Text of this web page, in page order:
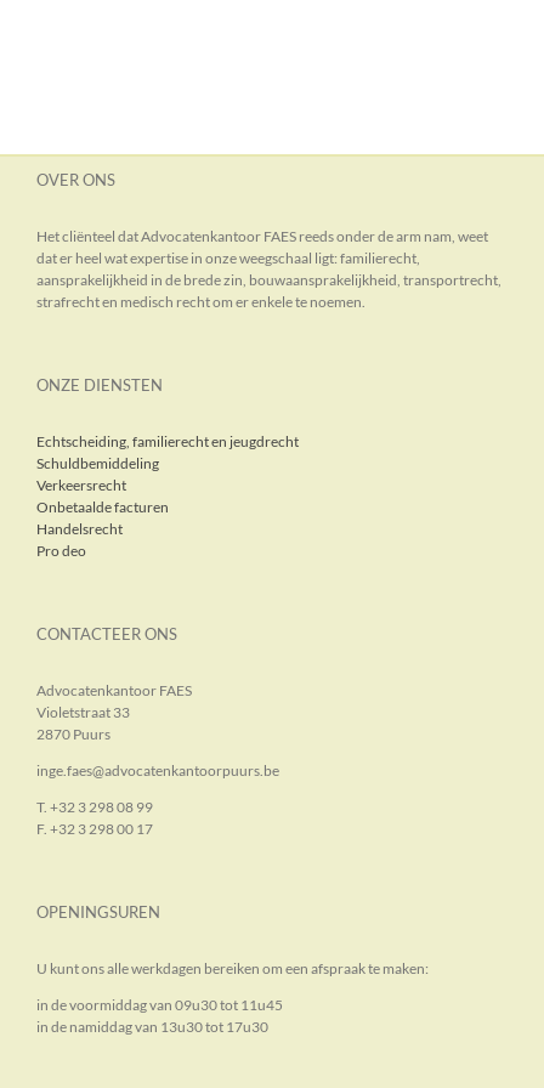
OVER ONS
Het cliënteel dat Advocatenkantoor FAES reeds onder de arm nam, weet
dat er heel wat expertise in onze weegschaal ligt: familierecht,
aansprakelijkheid in de brede zin, bouwaansprakelijkheid, transportrecht,
strafrecht en medisch recht om er enkele te noemen.
ONZE DIENSTEN
Echtscheiding, familierecht en jeugdrecht
Schuldbemiddeling
Verkeersrecht
Onbetaalde facturen
Handelsrecht
Pro deo
CONTACTEER ONS
Advocatenkantoor FAES
Violetstraat 33
2870 Puurs
inge.faes@advocatenkantoorpuurs.be
T. +32 3 298 08 99
F. +32 3 298 00 17
OPENINGSUREN
U kunt ons alle werkdagen bereiken om een afspraak te maken:
in de voormiddag van 09u30 tot 11u45
in de namiddag van 13u30 tot 17u30